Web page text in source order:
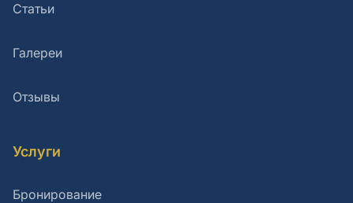
Статьи
Галереи
Отзывы
Услуги
Бронирование